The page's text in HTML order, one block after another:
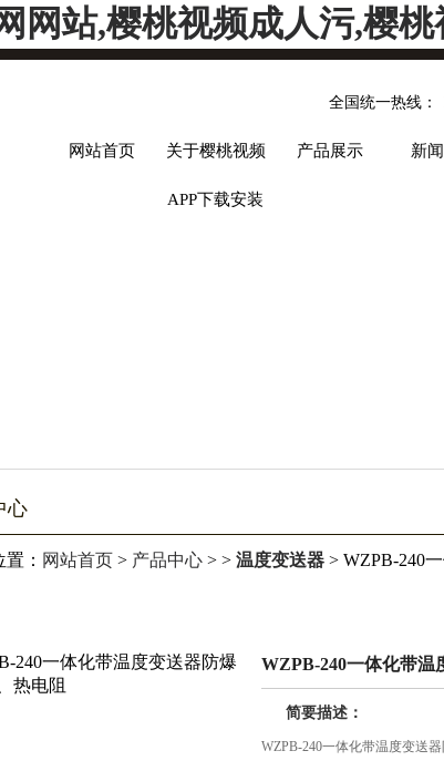
网站,樱桃视频成人污,樱
全国统一热线：
网站首页 关于樱桃视频
APP下载安装
产品展示 新
心
： 网站首页 > 产品中心 > > 温度变送器 > WZPB-240
WZPB-240一体化带温
简要描述：
WZPB-240一体化带温度变送